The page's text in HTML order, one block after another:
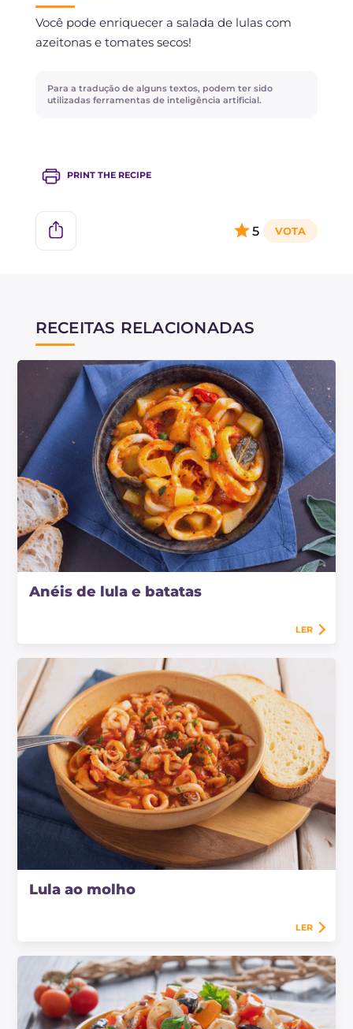
Você pode enriquecer a salada de lulas com
azeitonas e tomates secos!
Para a tradução de alguns textos, podem ter sido
utilizadas ferramentas de inteligência artificial.
PRINT THE RECIPE
5
RECEITAS RELACIONADAS
Anéis de lula e batatas
LER
Lula ao molho
LER